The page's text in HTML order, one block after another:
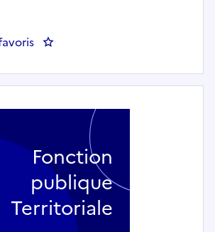
: Assistante de direction -
Fonction
publique
Territoriale